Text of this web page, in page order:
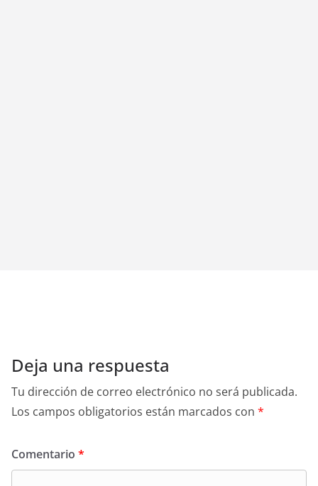
Deja una respuesta
Tu dirección de correo electrónico no será publicada.
Los campos obligatorios están marcados con *
Comentario *